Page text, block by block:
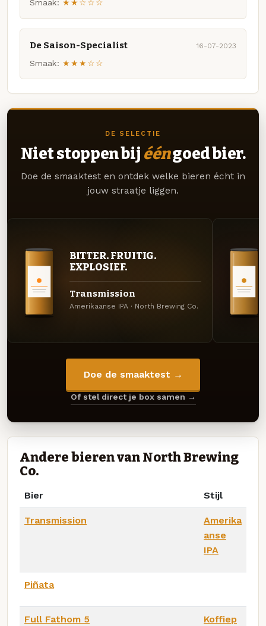
Smaak: ★★☆☆☆
De Saison-Specialist 16-07-2023
Smaak: ★★★☆☆
DE SELECTIE
Niet stoppen bij ééngoed bier.
Doe de smaaktest en ontdek welke bieren écht in
jouw straatje liggen.
BITTER. FRUITIG.
EXPLOSIEF.
Transmission
Amerikaanse IPA · North Brewing Co.
Doe de smaaktest →
Of stel direct je box samen →
Andere bieren van North Brewing
Co.
Bier Stijl
Transmission
Amerika
anse
IPA
Piñata
Full Fathom 5
Koffiep